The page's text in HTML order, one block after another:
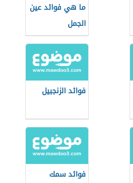
ما هي فوائد عين
الجمل
فوائد الزنجبيل
فوائد سمك